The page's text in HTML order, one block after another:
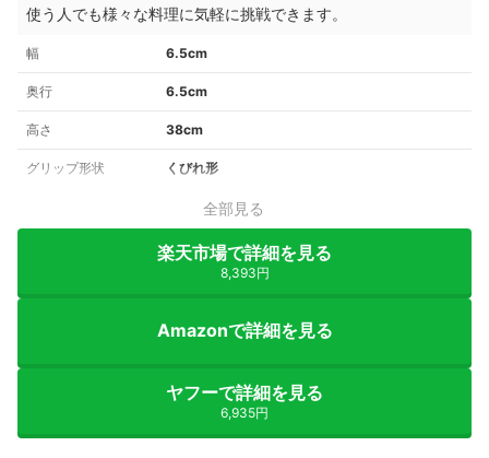
使う人でも様々な料理に気軽に挑戦できます。
幅 6.5cm
奥行 6.5cm
高さ 38cm
グリップ形状 くびれ形
全部見る
楽天市場で詳細を見る
8,393円
Amazonで詳細を見る
ヤフーで詳細を見る
6,935円